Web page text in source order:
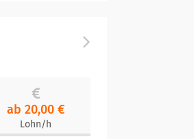
ab 20,00 €
Lohn/h